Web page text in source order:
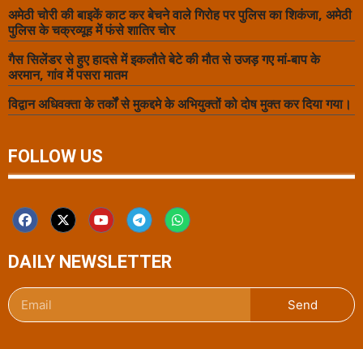
अमेठी चोरी की बाइकें काट कर बेचने वाले गिरोह पर पुलिस का शिकंजा, अमेठी
पुलिस के चक्रव्यूह में फंसे शातिर चोर
गैस सिलेंडर से हुए हादसे में इकलौते बेटे की मौत से उजड़ गए मां-बाप के
अरमान, गांव में पसरा मातम
विद्वान अधिवक्ता के तर्कों से मुकद्दमे के अभियुक्तों को दोष मुक्त कर दिया गया।
FOLLOW US
DAILY NEWSLETTER
Send